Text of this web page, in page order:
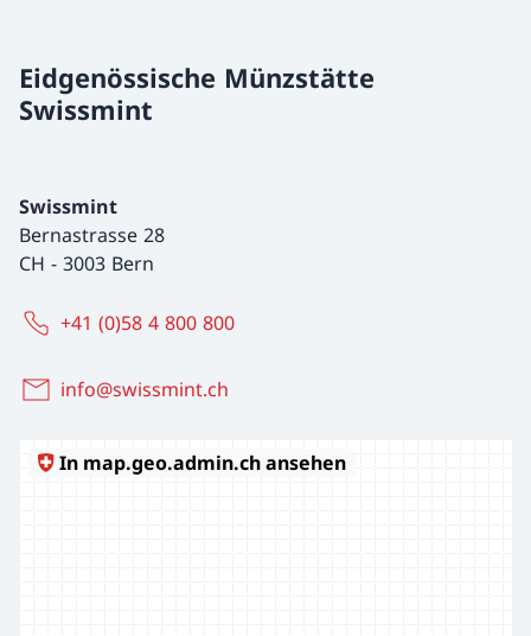
Eidgenössische Münzstätte
Swissmint
Swissmint
Bernastrasse 28
CH - 3003 Bern
+41 (0)58 4 800 800
info@swissmint.ch